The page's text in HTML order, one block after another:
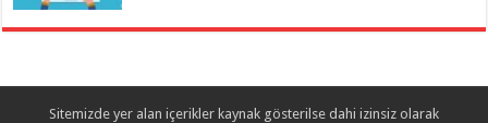
Sitemizde yer alan içerikler kaynak gösterilse dahi izinsiz olarak